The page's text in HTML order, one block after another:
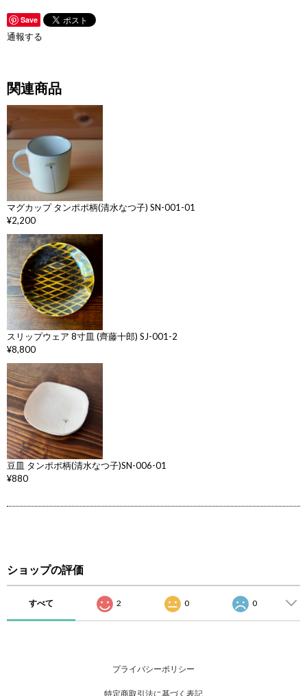
Save
通報する
関連商品
マグカップ タンポポ柄(清水なつ子) SN-001-01
¥2,200
スリップウェア 8寸皿 (齊藤十郎) SJ-001-2
¥8,800
豆皿 タンポポ柄(清水なつ子)SN-006-01
¥880
ショップの評価
すべて 2 0 0
プライバシーポリシー
特定商取引法に基づく表記